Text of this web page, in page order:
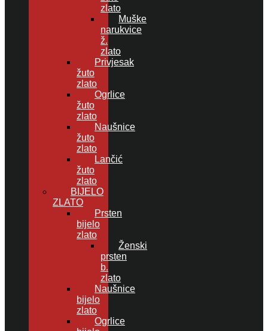
zlato
Muške
narukvice
ž.
zlato
Privjesak
žuto
zlato
Ogrlice
žuto
zlato
Naušnice
žuto
zlato
Lančić
žuto
zlato
BIJELO
ZLATO
Prsten
bijelo
zlato
Ženski
prsten
b.
zlato
Naušnice
bijelo
zlato
Ogrlice